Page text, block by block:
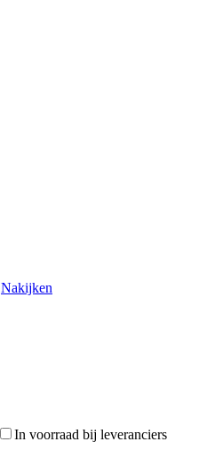
Nakijken
In voorraad bij leveranciers